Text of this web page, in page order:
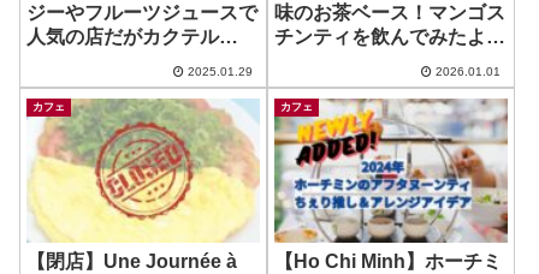
ジーやフルーツジュースで
人気の店だがカクテル
ので注意！ ~ Happy Shop
2025.01.29
味のお茶ベース！マンゴス
チンティを飲んでみたよ！
2026.01.01
カフェ
【閉店】Une Journée à
カフェ
【Ho Chi Minh】ホーチミ